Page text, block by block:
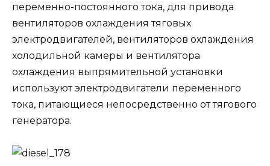
переменно-постоянного тока, для привода
вентиляторов охлаждения тяговых
электродвигателей, вентиляторов охлаждения
холодильной камеры и вентилятора
охлаждения выпрямительной установки
используют электродвигатели переменного
тока, питающиеся непосредственно от тягового
генератора.